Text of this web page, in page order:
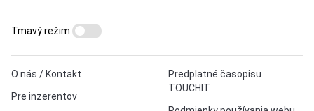
O nás / Kontakt
Pre inzerentov
Predplatné časopisu
TOUCHIT
Tmavý režim